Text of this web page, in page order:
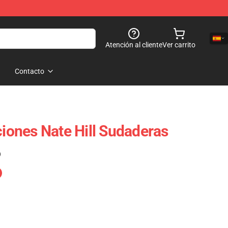
Atención al clienteVer carrito
Contacto
Nate Hill Sudaderas